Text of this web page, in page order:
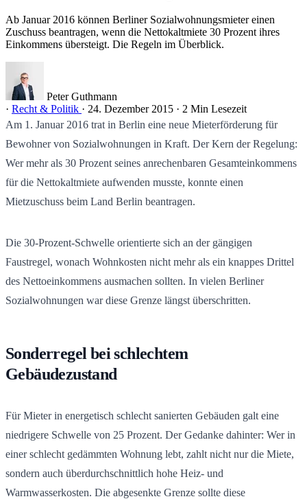
Ab Januar 2016 können Berliner Sozialwohnungsmieter einen
Zuschuss beantragen, wenn die Nettokaltmiete 30 Prozent ihres
Einkommens übersteigt. Die Regeln im Überblick.
Peter Guthmann
· Recht & Politik · 24. Dezember 2015 · 2 Min Lesezeit
Am 1. Januar 2016 trat in Berlin eine neue Mieterförderung für
Bewohner von Sozialwohnungen in Kraft. Der Kern der Regelung:
Wer mehr als 30 Prozent seines anrechenbaren Gesamteinkommens
für die Nettokaltmiete aufwenden musste, konnte einen
Mietzuschuss beim Land Berlin beantragen.
Die 30-Prozent-Schwelle orientierte sich an der gängigen
Faustregel, wonach Wohnkosten nicht mehr als ein knappes Drittel
des Nettoeinkommens ausmachen sollten. In vielen Berliner
Sozialwohnungen war diese Grenze längst überschritten.
Sonderregel bei schlechtem
Gebäudezustand
Für Mieter in energetisch schlecht sanierten Gebäuden galt eine
niedrigere Schwelle von 25 Prozent. Der Gedanke dahinter: Wer in
einer schlecht gedämmten Wohnung lebt, zahlt nicht nur die Miete,
sondern auch überdurchschnittlich hohe Heiz- und
Warmwasserkosten. Die abgesenkte Grenze sollte diese